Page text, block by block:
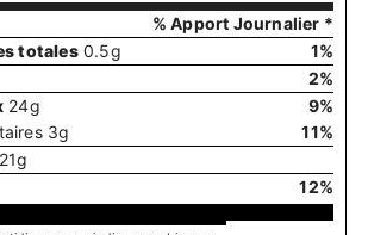
% Apport Journalier *
totales 0.5g 1%
2%
24g 9%
3g 11%
21g
12%